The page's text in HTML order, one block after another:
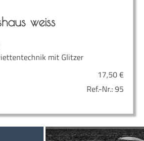
weiss
mit Glitzer
17,50€
Ref.-Nr.:95